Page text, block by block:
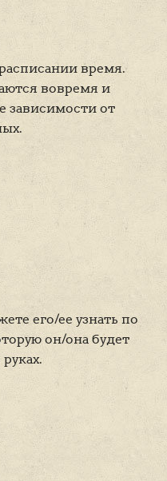
время.
вовремя и
зависимости от
его/ее узнать по
он/она будет